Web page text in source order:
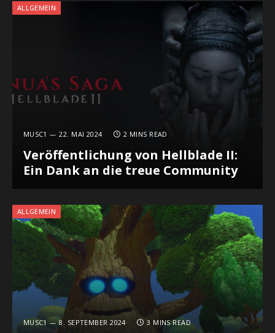
ALLGEMEIN
MUSC1 22. MAI 2024 2 MINS READ
Veröffentlichung von Hellblade II:
Ein Dank an die treue Community
ALLGEMEIN
MUSC1 8. SEPTEMBER 2024 3 MINS READ